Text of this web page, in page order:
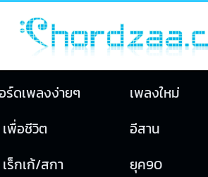
ร์ดเพลงง่ายๆ เพลงใหม่
เพื่อชีวิต อีสาน
เร็กเก้/สกา ยุค90